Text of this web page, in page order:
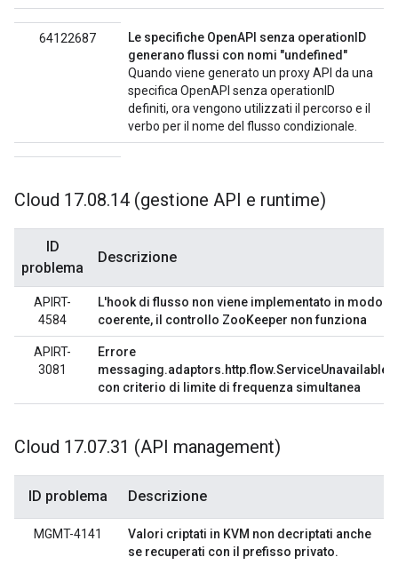
64122687
Le specifiche OpenAPI senza operationID
generano flussi con nomi "undefined"
Quando viene generato un proxy API da una
specifica OpenAPI senza operationID
definiti, ora vengono utilizzati il percorso e il
verbo per il nome del flusso condizionale.
Cloud 17.08.14 (gestione API e runtime)
ID
problema
Descrizione
APIRT-
4584
L'hook di flusso non viene implementato in modo
coerente, il controllo ZooKeeper non funziona
APIRT-
3081
Errore
messaging.adaptors.http.flow.ServiceUnavailable
con criterio di limite di frequenza simultanea
Cloud 17.07.31 (API management)
ID problema Descrizione
MGMT-4141
Valori criptati in KVM non decriptati anche
se recuperati con il prefisso privato.